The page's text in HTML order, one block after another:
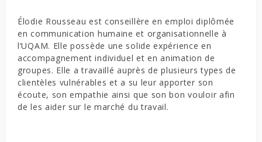
Élodie Rousseau est conseillère en emploi diplômée
en communication humaine et organisationnelle à
l’UQAM. Elle possède une solide expérience en
accompagnement individuel et en animation de
groupes. Elle a travaillé auprès de plusieurs types de
clientèles vulnérables et a su leur apporter son
écoute, son empathie ainsi que son bon vouloir afin
de les aider sur le marché du travail.